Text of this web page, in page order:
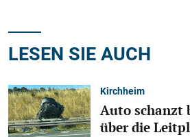
LESEN SIE AUCH
Kirchheim
Auto schanzt
über die